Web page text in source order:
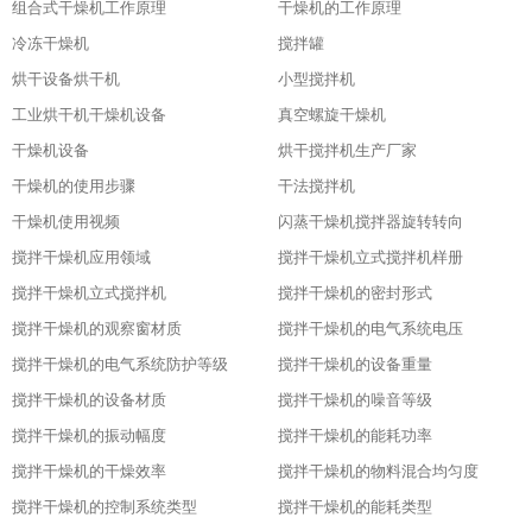
组合式干燥机工作原理
干燥机的工作原理
冷冻干燥机
搅拌罐
烘干设备烘干机
小型搅拌机
工业烘干机干燥机设备
真空螺旋干燥机
干燥机设备
烘干搅拌机生产厂家
干燥机的使用步骤
干法搅拌机
干燥机使用视频
闪蒸干燥机搅拌器旋转转向
搅拌干燥机应用领域
搅拌干燥机立式搅拌机样册
搅拌干燥机立式搅拌机
搅拌干燥机的密封形式
搅拌干燥机的观察窗材质
搅拌干燥机的电气系统电压
搅拌干燥机的电气系统防护等级
搅拌干燥机的设备重量
搅拌干燥机的设备材质
搅拌干燥机的噪音等级
搅拌干燥机的振动幅度
搅拌干燥机的能耗功率
搅拌干燥机的干燥效率
搅拌干燥机的物料混合均匀度
搅拌干燥机的控制系统类型
搅拌干燥机的能耗类型